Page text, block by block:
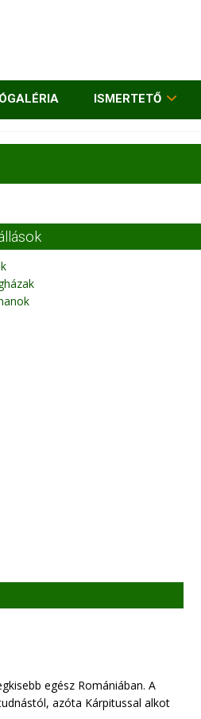
ISMERTETŐ
egész Romániában. A
azóta Kárpitussal alkot